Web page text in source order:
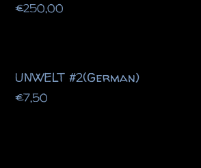
€250,00
UNWELT #2(German)
€7,50